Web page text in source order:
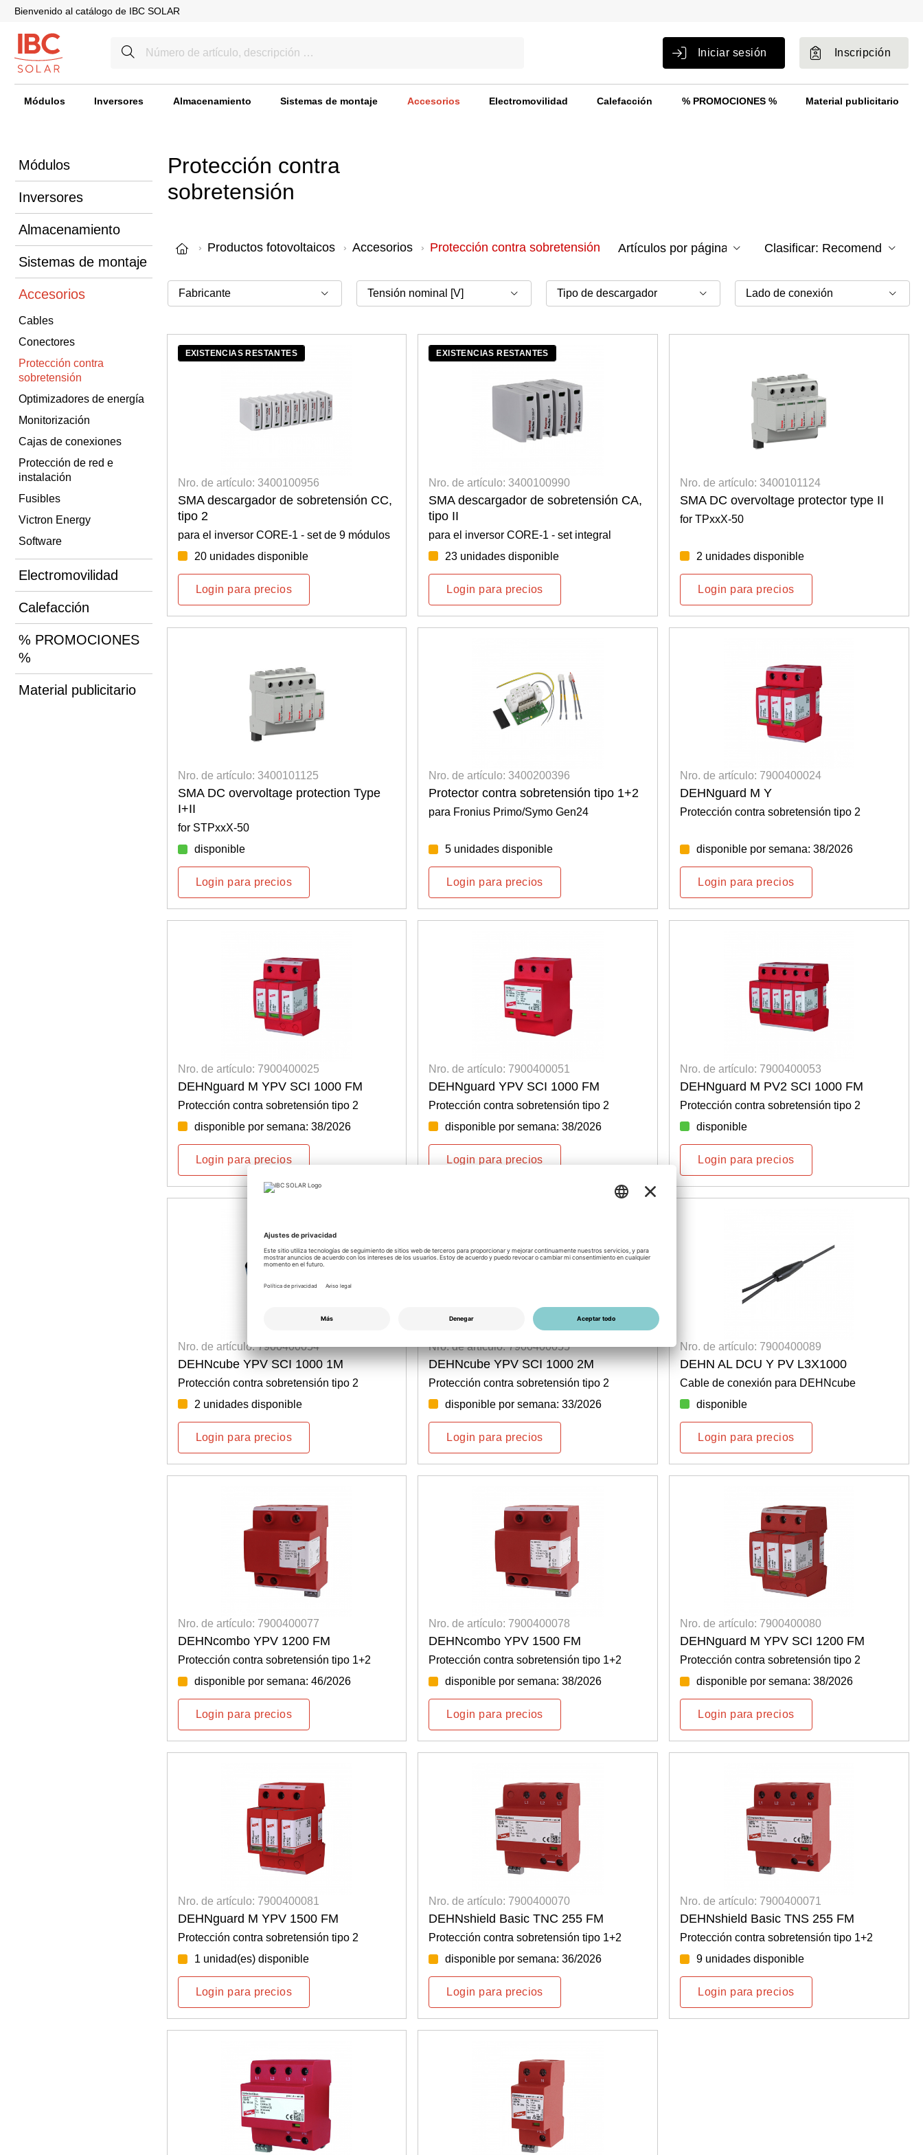
Bienvenido al catálogo de IBC SOLAR
Iniciar sesión Inscripción
Módulos Inversores Almacenamiento Sistemas de montaje Accesorios Electromovilidad Calefacción % PROMOCIONES % Material publicitario
Módulos
Inversores
Almacenamiento
Sistemas de montaje
Accesorios
Cables
Conectores
Protección contra
sobretensión
Optimizadores de energía
Monitorización
Cajas de conexiones
Protección de red e
instalación
Fusibles
Victron Energy
Software
Electromovilidad
Calefacción
% PROMOCIONES
%
Material publicitario
Protección contra
sobretensión
Productos fotovoltaicos Accesorios Protección contra sobretensión
EXISTENCIAS RESTANTES
Nro. de artículo: 3400100956
SMA descargador de sobretensión CC,
tipo 2
para el inversor CORE-1 - set de 9 módulos
20 unidades disponible
Login para precios
EXISTENCIAS RESTANTES
Nro. de artículo: 3400100990
SMA descargador de sobretensión CA,
tipo II
para el inversor CORE-1 - set integral
23 unidades disponible
Login para precios
Nro. de artículo: 3400101124
SMA DC overvoltage protector type II
for TPxxX-50
2 unidades disponible
Login para precios
Nro. de artículo: 3400101125
SMA DC overvoltage protection Type
I+II
for STPxxX-50
disponible
Login para precios
Nro. de artículo: 3400200396
Protector contra sobretensión tipo 1+2
para Fronius Primo/Symo Gen24
5 unidades disponible
Login para precios
Nro. de artículo: 7900400024
DEHNguard M Y
Protección contra sobretensión tipo 2
disponible por semana: 38/2026
Login para precios
Nro. de artículo: 7900400025
DEHNguard M YPV SCI 1000 FM
Protección contra sobretensión tipo 2
disponible por semana: 38/2026
Login para precios
Nro. de artículo: 7900400051
DEHNguard YPV SCI 1000 FM
Protección contra sobretensión tipo 2
disponible por semana: 38/2026
Login para precios
Nro. de artículo: 7900400053
DEHNguard M PV2 SCI 1000 FM
Protección contra sobretensión tipo 2
disponible
Login para precios
Nro. de artículo: 7900400054
DEHNcube YPV SCI 1000 1M
Protección contra sobretensión tipo 2
2 unidades disponible
Login para precios
Nro. de artículo: 7900400055
DEHNcube YPV SCI 1000 2M
Protección contra sobretensión tipo 2
disponible por semana: 33/2026
Login para precios
Nro. de artículo: 7900400089
DEHN AL DCU Y PV L3X1000
Cable de conexión para DEHNcube
disponible
Login para precios
Nro. de artículo: 7900400077
DEHNcombo YPV 1200 FM
Protección contra sobretensión tipo 1+2
disponible por semana: 46/2026
Login para precios
Nro. de artículo: 7900400078
DEHNcombo YPV 1500 FM
Protección contra sobretensión tipo 1+2
disponible por semana: 38/2026
Login para precios
Nro. de artículo: 7900400080
DEHNguard M YPV SCI 1200 FM
Protección contra sobretensión tipo 2
disponible por semana: 38/2026
Login para precios
Nro. de artículo: 7900400081
DEHNguard M YPV 1500 FM
Protección contra sobretensión tipo 2
1 unidad(es) disponible
Login para precios
Nro. de artículo: 7900400070
DEHNshield Basic TNC 255 FM
Protección contra sobretensión tipo 1+2
disponible por semana: 36/2026
Login para precios
Nro. de artículo: 7900400071
DEHNshield Basic TNS 255 FM
Protección contra sobretensión tipo 1+2
9 unidades disponible
Login para precios